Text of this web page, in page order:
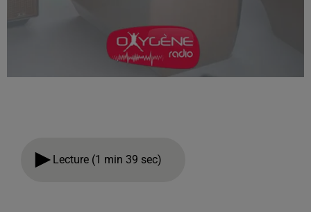
Lecture (1 min 39 sec)